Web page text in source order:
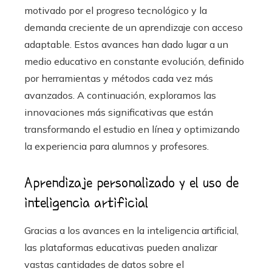
motivado por el progreso tecnológico y la
demanda creciente de un aprendizaje con acceso
adaptable. Estos avances han dado lugar a un
medio educativo en constante evolución, definido
por herramientas y métodos cada vez más
avanzados. A continuación, exploramos las
innovaciones más significativas que están
transformando el estudio en línea y optimizando
la experiencia para alumnos y profesores.
Aprendizaje personalizado y el uso de
inteligencia artificial
Gracias a los avances en la inteligencia artificial,
las plataformas educativas pueden analizar
vastas cantidades de datos sobre el